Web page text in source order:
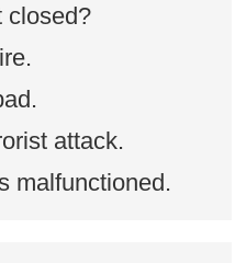
closed?
attack.
malfunctioned.